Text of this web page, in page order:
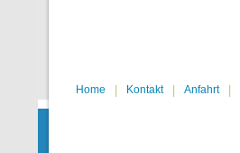
Home | Kontakt | Anfahrt |